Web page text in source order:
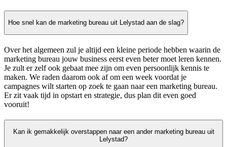
Hoe snel kan de marketing bureau uit Lelystad aan de slag?
Over het algemeen zul je altijd een kleine periode hebben waarin de
marketing bureau jouw business eerst even beter moet leren kennen.
Je zult er zelf ook gebaat mee zijn om even persoonlijk kennis te
maken. We raden daarom ook af om een week voordat je
campagnes wilt starten op zoek te gaan naar een marketing bureau.
Er zit vaak tijd in opstart en strategie, dus plan dit even goed
vooruit!
Kan ik gemakkelijk overstappen naar een ander marketing bureau uit
Lelystad?